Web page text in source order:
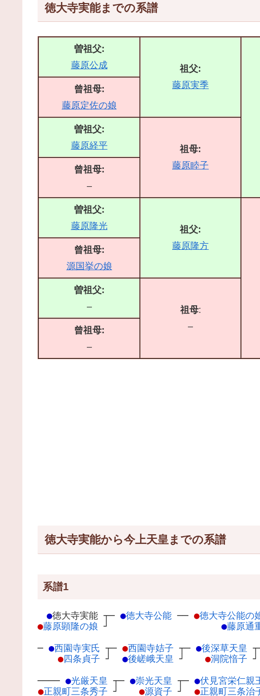
徳大寺実能までの系譜
曽祖父:
藤原公成
祖父:
藤原実季
曾祖母:
藤原定佐の娘
曽祖父:
藤原経平
祖母:
藤原睦子
曾祖母:
–
曽祖父:
藤原隆光
祖父:
藤原隆方
曾祖母:
源国挙の娘
曽祖父:
–
祖母:
–
曾祖母:
–
徳大寺実能から今上天皇までの系譜
系譜1
●徳大寺実能 ┬
●藤原顕隆の娘 ┘
─ ●徳大寺公能 ── ●徳大寺公能の
●藤原通
─ ●西園寺実氏 ┬
●四条貞子 ┘
─ ●西園寺姞子 ┬
●後嵯峨天皇 ┘
─ ●後深草天皇 ┬
●洞院愔子 ┘
──── ●光厳天皇 ┬
●正親町三条秀子 ┘
─ ●崇光天皇 ┬
●源資子 ┘
─ ●伏見宮栄仁親
●正親町三条治